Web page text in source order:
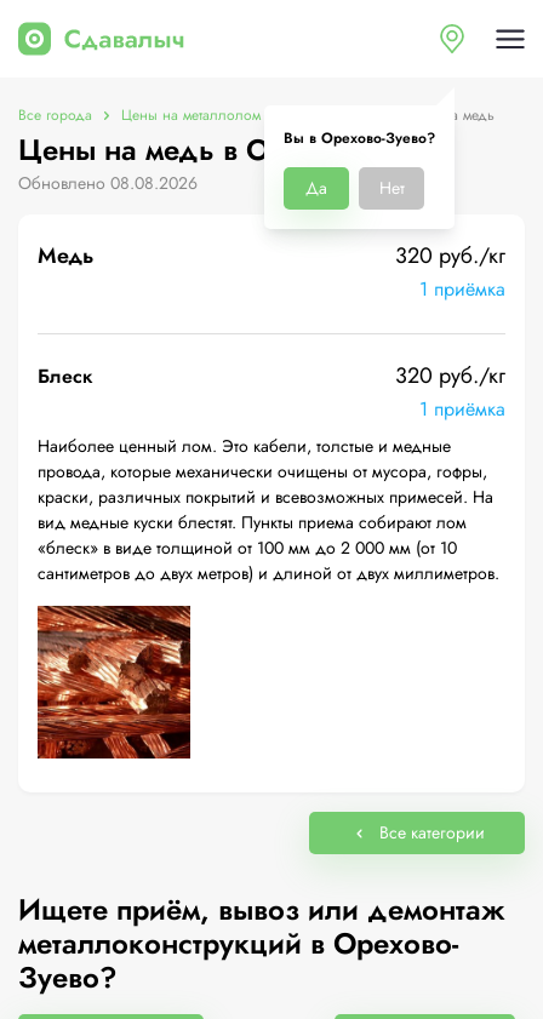
Вы в Орехово-Зуево?
Да Нет
Все города Цены на металлолом в Орехово-Зуево Цены на медь
Цены на медь в Орехово-Зуево
Обновлено 08.08.2026
Медь 320 руб./кг
1 приёмка
Блеск 320 руб./кг
1 приёмка
Наиболее ценный лом. Это кабели, толстые и медные
провода, которые механически очищены от мусора, гофры,
краски, различных покрытий и всевозможных примесей. На
вид медные куски блестят. Пункты приема собирают лом
«блеск» в виде толщиной от 100 мм до 2 000 мм (от 10
сантиметров до двух метров) и длиной от двух миллиметров.
Все категории
Ищете приём, вывоз или демонтаж
металлоконструкций в Орехово-
Зуево?